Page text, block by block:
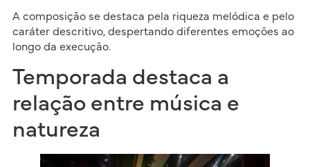
A composição se destaca pela riqueza melódica e pelo
caráter descritivo, despertando diferentes emoções ao
longo da execução.
Temporada destaca a
relação entre música e
natureza